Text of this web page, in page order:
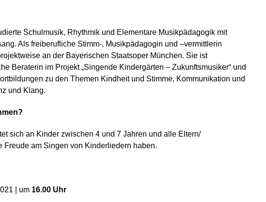
Schulmusik, Rhythmik und Elementare Musikpädagogik mit
Als freiberufliche Stimm-, Musikpädagogin und –vermittlerin
an der Bayerischen Staatsoper München. Sie ist
Beraterin im Projekt „Singende Kindergärten – Zukunftsmusiker“ und
zu den Themen Kindheit und Stimme, Kommunikation und
und Klang.
sich an Kinder zwischen 4 und 7 Jahren und alle Eltern/
Freude am Singen von Kinderliedern haben.
| um 16.00 Uhr